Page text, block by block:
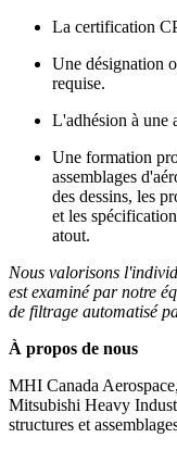
La certification
Une désignation
requise.
L'adhésion à une
Une formation
assemblages
des dessins, les
et les
atout.
Nous valorisons
est examiné par notre
de filtrage automatisé
À propos de nous
MHI Canada
Mitsubishi Heavy
structures et